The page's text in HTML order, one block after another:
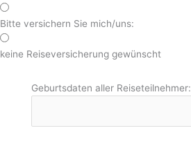
Bitte versichern Sie mich/uns:
keine Reiseversicherung gewünscht
Geburtsdaten aller Reiseteilnehmer: